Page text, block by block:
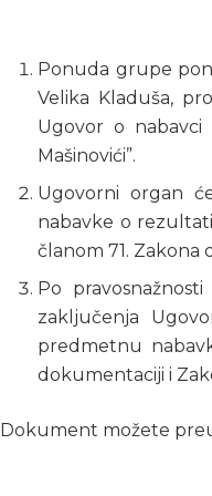
Ponuda grupe
Velika Kladuša,
Ugovor o nabavci
Mašinovići”.
Ugovorni organ
nabavke o
članom 71. Zakona
Po
zaključenja
predmetnu
dokumentaciji i
Dokument možete